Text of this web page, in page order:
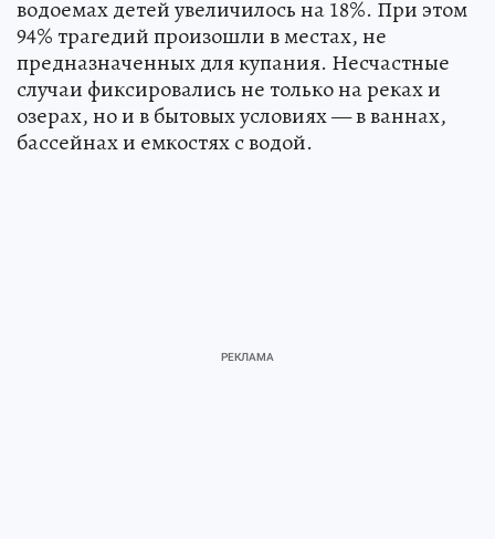
водоемах детей увеличилось на 18%. При этом
94% трагедий произошли в местах, не
предназначенных для купания. Несчастные
случаи фиксировались не только на реках и
озерах, но и в бытовых условиях — в ваннах,
бассейнах и емкостях с водой.